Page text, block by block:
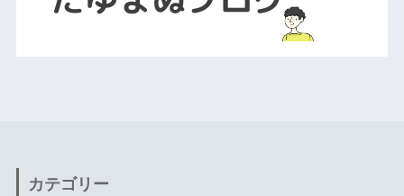
カテゴリー